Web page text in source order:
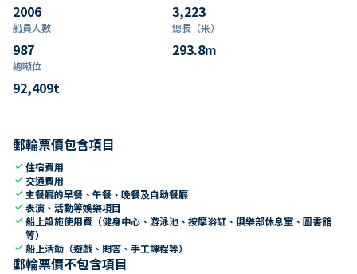
2006 3,223
船員人數
987
總長（米）
293.8m
總噸位
92,409t
郵輪票價包含項目
check住宿費用
check 交通費用
check 主餐廳的早餐、午餐、晚餐及自助餐廳
check表演、活動等娛樂項目
check船上設施使用費（健身中心、游泳池、按摩浴缸、俱樂部休息室、圖書館
等）
check船上活動（遊戲、問答、手工課程等）
郵輪票價不包含項目